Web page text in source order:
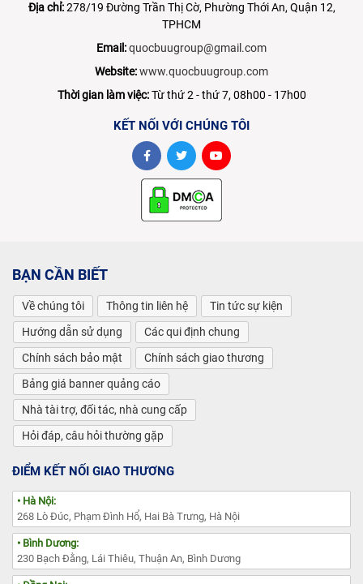
Địa chỉ:278/19 Đường Trần Thị Cờ, Phường Thới An, Quận 12,
TPHCM
Email:quocbuugroup@gmail.com
Website:www.quocbuugroup.com
Thời gian làm việc:Từ thứ 2 - thứ 7, 08h00 - 17h00
KẾT NỐI VỚI CHÚNG TÔI
BẠN CẦN BIẾT
Về chúng tôi Thông tin liên hệ
Tin tức sự kiện
Hướng dẫn sử dụng
Các qui định chung
Chính sách bảo mật
Chính sách giao thương
Bảng giá banner quảng cáo
Nhà tài trợ, đối tác, nhà cung cấp
Hỏi đáp, câu hỏi thường gặp
ĐIỂM KẾT NỐI GIAO THƯƠNG
• Hà Nội:
268 Lò Đúc, Phạm Đình Hổ, Hai Bà Trưng, Hà Nội
• Bình Dương:
230 Bạch Đằng, Lái Thiêu, Thuận An, Bình Dương